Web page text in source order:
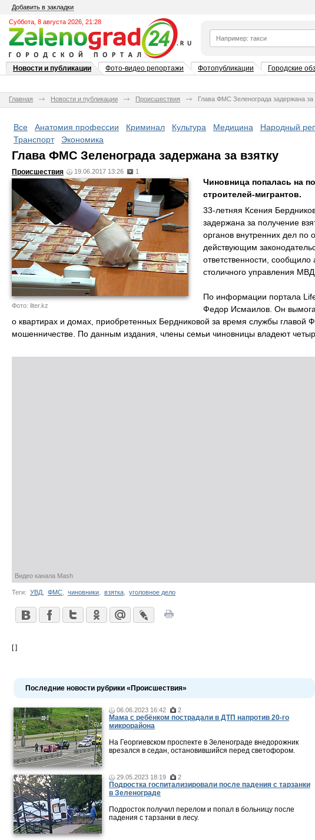
Добавить в закладки
Суббота, 8 августа 2026, 21:28
Новости и публикации Фото-видео репортажи Фотопубликации Городские
Главная Новости и публикации Происшествия Глава ФМС Зеленограда задержана за
Все Анатомия профессии Криминал Культура Медицина Народный
Транспорт
Экономика
Глава ФМС Зеленограда задержана за взятку
Происшествия 19.06.2017 13:26 1
Фото: liter.kz
Чиновница попалась на
строителей-мигрантов.
33-летняя Ксения
задержана за получение
органов внутренних дел по
действующим
ответственности, сообщило
столичного управления МВД.
По информации портала
Федор Исмаилов. Он
о квартирах и домах, приобретенных Бердниковой за время службы
мошенничестве. По данным издания, члены семьи чиновницы владеют
Видео канала Mash
Теги: УВД ФМС чиновники взятка уголовное дело
[ ]
Последние новости рубрики «Происшествия»
06.06.2023 16:42 2
Мама c ребёнком пострадали в ДТП напротив 20-го
микрорайона
На Георгиевском проспекте в Зеленограде внедорожник
врезался в седан, остановившийся перед светофором.
29.05.2023 18:19 2
Подростка госпитализировали после падения с тарзанки
в Зеленограде
Подросток получил перелом и попал в больницу после
падения с тарзанки в лесу.